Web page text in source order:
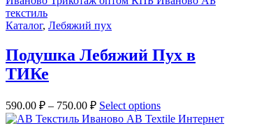
Каталог, Лебяжий пух
Подушка Лебяжий Пух в
ТИКе
590.00 ₽ – 750.00 ₽ Select options